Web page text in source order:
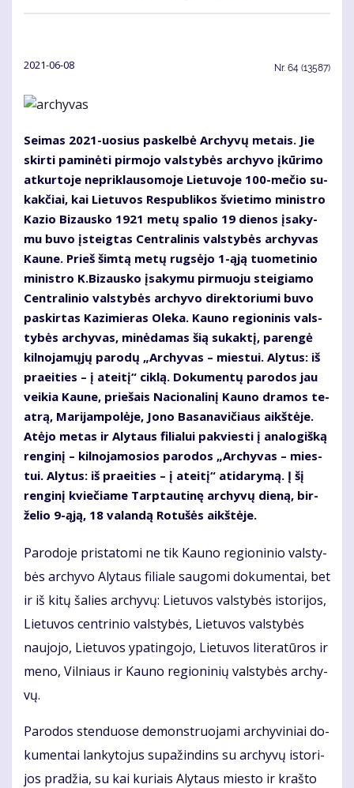
2021-06-08 Nr. 64 (13587)
Sei­mas 2021-uo­sius pa­skel­bė Ar­chy­vų me­tais. Jie
skir­ti pa­mi­nė­ti pir­mo­jo vals­ty­bės ar­chy­vo įkū­ri­mo
at­kur­to­je ne­pri­klau­so­mo­je Lie­tu­vo­je 100-me­čio su­
kak­čiai, kai Lie­tu­vos Res­pub­li­kos švie­ti­mo mi­nist­ro
Ka­zio Bi­zaus­ko 1921 me­tų spa­lio 19 die­nos įsa­ky­
mu bu­vo įsteig­tas Cen­tra­li­nis vals­ty­bės ar­chy­vas
Kau­ne. Prieš šim­tą me­tų rug­sė­jo 1-ąją tuo­me­ti­nio
mi­nist­ro K.Bi­zaus­ko įsa­ky­mu pir­muo­ju stei­gia­mo
Cen­tra­li­nio vals­ty­bės ar­chy­vo di­rek­to­riu­mi bu­vo
pa­skir­tas Ka­zi­mie­ras Ole­ka. Kau­no re­gio­ni­nis vals­
ty­bės ar­chy­vas, mi­nė­da­mas šią su­kak­tį, pa­ren­gė
kil­no­ja­mų­jų pa­ro­dų „Archyvas – miestui. Alytus: iš
praeities – į ateitį“ cik­lą. Do­ku­men­tų pa­ro­dos jau
vei­kia Kau­ne, prie­šais Na­cio­na­li­nį Kau­no dra­mos te­
at­rą, Ma­ri­jam­po­lė­je, Jo­no Ba­sa­na­vi­čiaus aikš­tė­je.
At­ėjo me­tas ir Aly­taus fi­lia­lui pa­kvies­ti į ana­lo­giš­ką
ren­gi­nį – kil­no­ja­mo­sios pa­ro­dos „Ar­chy­vas – mies­
tui. Alytus: iš praeities – į ateitį“ ati­da­ry­mą. Į šį
ren­gi­nį kvie­čia­me Tarp­tau­ti­nę ar­chy­vų die­ną, bir­
že­lio 9-ąją, 18 va­lan­dą Ro­tu­šės aikš­tė­je.
Pa­ro­do­je pri­sta­to­mi ne tik Kau­no re­gio­ni­nio vals­ty­
bės ar­chy­vo Aly­taus fi­lia­le sau­go­mi do­ku­men­tai, bet
ir iš ki­tų ša­lies ar­chy­vų: Lie­tu­vos vals­ty­bės is­to­ri­jos,
Lie­tu­vos cen­tri­nio vals­ty­bės, Lie­tu­vos vals­ty­bės
nau­jo­jo, Lie­tu­vos ypa­tin­go­jo, Lie­tu­vos li­te­ra­tū­ros ir
me­no, Vil­niaus ir Kau­no re­gio­ni­nių vals­ty­bės ar­chy­
vų.
Pa­ro­dos sten­duo­se de­monst­ruo­ja­mi ar­chy­vi­niai do­
ku­men­tai lan­ky­to­jus su­pa­žin­dins su ar­chy­vų is­to­ri­
jos pra­džia, su kai ku­riais Aly­taus mies­to ir kraš­to